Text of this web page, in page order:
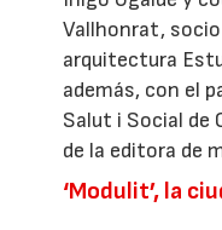
Vallhonrat,
arquitectura
además, con el
Salut i Social de
de la editora de
‘Modulit’, la